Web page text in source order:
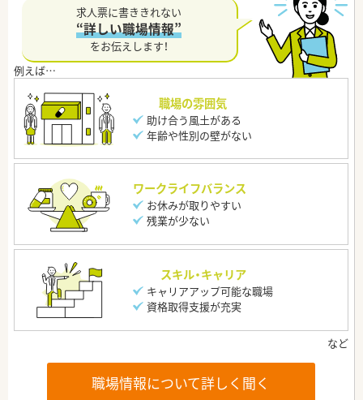
求人票に書ききれない
“詳しい職場情報”
をお伝えします！
職場の雰囲気
助け合う風土がある
年齢や性別の壁がない
ワークライフバランス
お休みが取りやすい
残業が少ない
スキル・キャリア
キャリアアップ可能な職場
資格取得支援が充実
職場情報について詳しく聞く